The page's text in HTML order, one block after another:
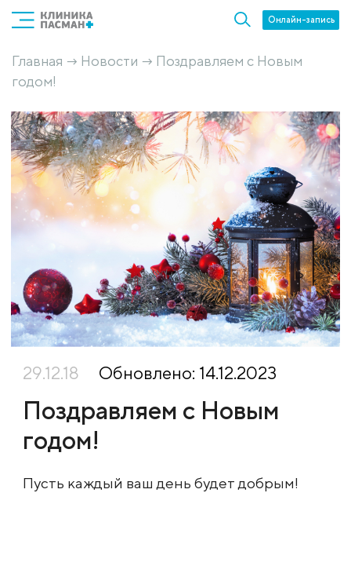
Онлайн-запись
Главная → Новости → Поздравляем с Новым
годом!
29.12.18 Обновлено: 14.12.2023
Поздравляем с Новым
годом!
Пусть каждый ваш день будет добрым!